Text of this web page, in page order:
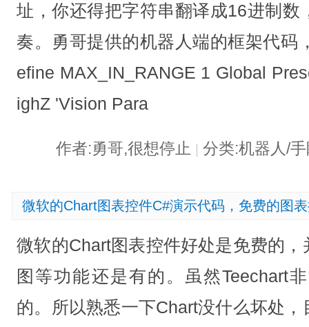
址，你还得把字符串翻译成16进制数
奏。勇哥提供的机器人端的框架代码
efine MAX_IN_RANGE 1 Global
ighZ 'Vision Para
作者:勇哥,很想停止 | 分类:机器人/
微软的Chart图表控件C#演示代码，免费的图
微软的Chart图表控件好处是免费的
图等功能还是有的。虽然Teechart
的。所以熟悉一下Chart没什么坏处